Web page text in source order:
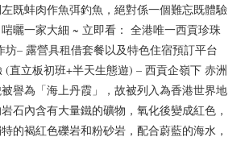
既蚌肉作魚弭釣魚，絕對係一個難忘既體驗
曬一家大細 ~ 立即看： 全港唯一西貢珍珠
坊– 露營具租借套餐以及特色住宿預訂平台
(直立板初班+半天生態遊) – 西貢企嶺下 赤洲
譽為「海上丹霞」，故被列入為香港世界地
石內含有大量鐵的礦物，氧化後變成紅色，
的褐紅色礫岩和粉砂岩，配合蔚藍的海水，